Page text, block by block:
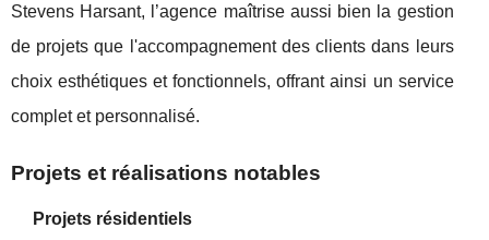
Stevens Harsant, l’agence maîtrise aussi bien la gestion
de projets que l'accompagnement des clients dans leurs
choix esthétiques et fonctionnels, offrant ainsi un service
complet et personnalisé.
Projets et réalisations notables
Projets résidentiels